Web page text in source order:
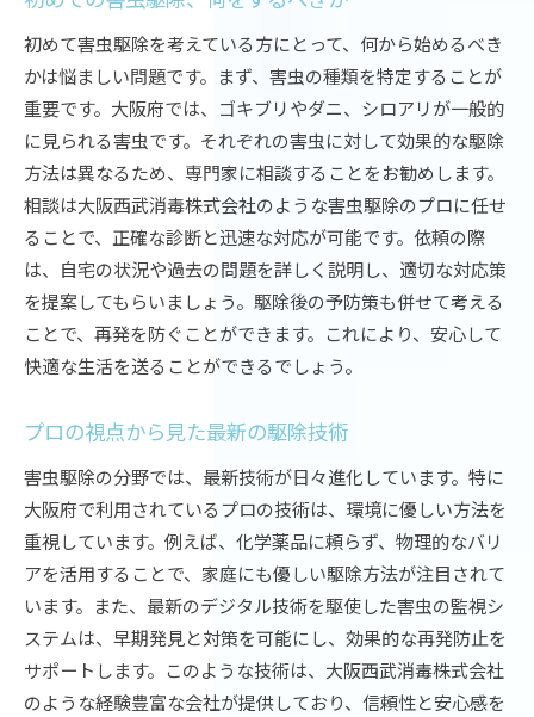
初めて害虫駆除を考えている方にとって、何から始めるべき
かは悩ましい問題です。まず、害虫の種類を特定することが
重要です。大阪府では、ゴキブリやダニ、シロアリが一般的
に見られる害虫です。それぞれの害虫に対して効果的な駆除
方法は異なるため、専門家に相談することをお勧めします。
相談は大阪西武消毒株式会社のような害虫駆除のプロに任せ
ることで、正確な診断と迅速な対応が可能です。依頼の際
は、自宅の状況や過去の問題を詳しく説明し、適切な対応策
を提案してもらいましょう。駆除後の予防策も併せて考える
ことで、再発を防ぐことができます。これにより、安心して
快適な生活を送ることができるでしょう。
プロの視点から見た最新の駆除技術
害虫駆除の分野では、最新技術が日々進化しています。特に
大阪府で利用されているプロの技術は、環境に優しい方法を
重視しています。例えば、化学薬品に頼らず、物理的なバリ
アを活用することで、家庭にも優しい駆除方法が注目されて
います。また、最新のデジタル技術を駆使した害虫の監視シ
ステムは、早期発見と対策を可能にし、効果的な再発防止を
サポートします。このような技術は、大阪西武消毒株式会社
のような経験豊富な会社が提供しており、信頼性と安心感を